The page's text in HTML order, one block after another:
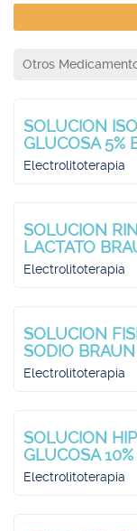
Otros
SOLUCION
GLUCOSA 5%
Electrolitoterapia
SOLUCION
LACTATO
Electrolitoterapia
SOLUCION
SODIO BRAUN
Electrolitoterapia
SOLUCION
GLUCOSA 10%
Electrolitoterapia